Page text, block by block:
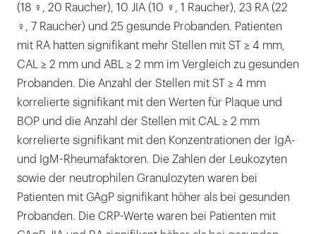
(18 ♀, 20 Raucher), 10 JIA (10 ♀, 1 Raucher), 23 RA (22
♀, 7 Raucher) und 25 gesunde Probanden. Patienten
mit RA hatten signifikant mehr Stellen mit ST ≥ 4 mm,
CAL ≥ 2 mm und ABL ≥ 2 mm im Vergleich zu gesunden
Probanden. Die Anzahl der Stellen mit ST ≥ 4 mm
korrelierte signifikant mit den Werten für Plaque und
BOP und die Anzahl der Stellen mit CAL ≥ 2 mm
korrelierte signifikant mit den Konzentrationen der IgA-
und IgM-Rheumafaktoren. Die Zahlen der Leukozyten
sowie der neutrophilen Granulozyten waren bei
Patienten mit GAgP signifikant höher als bei gesunden
Probanden. Die CRP-Werte waren bei Patienten mit